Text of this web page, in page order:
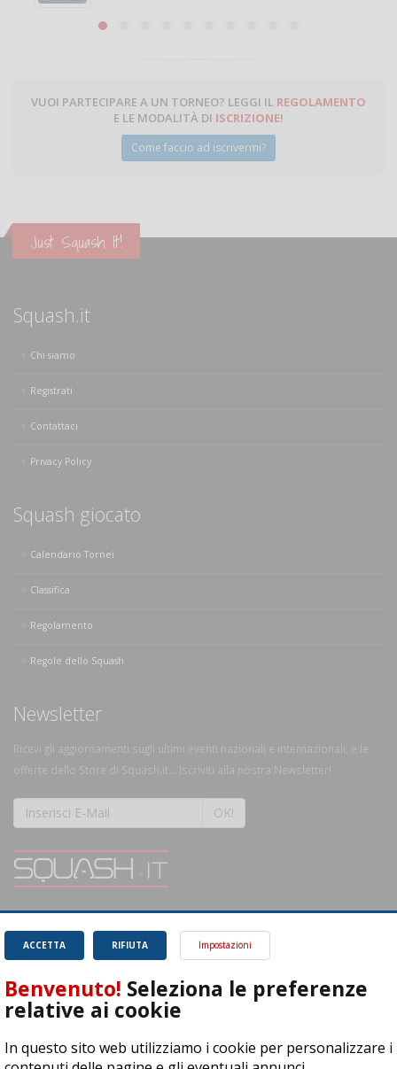
Michele Miglionico
VUOI PARTECIPARE A UN TORNEO? LEGGI IL REGOLAMENTO
E LE MODALITÀ DI ISCRIZIONE!
Come faccio ad iscrivermi?
Just Squash It!
Squash.it
Chi siamo
Registrati
Contattaci
Privacy Policy
Squash giocato
Calendario Tornei
Classifica
Regolamento
Regole dello Squash
Newsletter
Ricevi gli aggiornamenti sugli ultimi eventi nazionali e internazionali, e le
offerte dello Store di Squash.it... Iscriviti alla nostra Newsletter!
OK!
magnifico sport.
Leggi
RIFIUTA
ACCETTA Impostazioni
Benvenuto! Seleziona le preferenze
relative ai cookie
In questo sito web utilizziamo i cookie per personalizzare i
ASD Let's Sport - Via T. Olivelli 3, 25014 Castenedolo (BS) - P. Iva: